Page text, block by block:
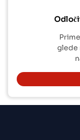
glede